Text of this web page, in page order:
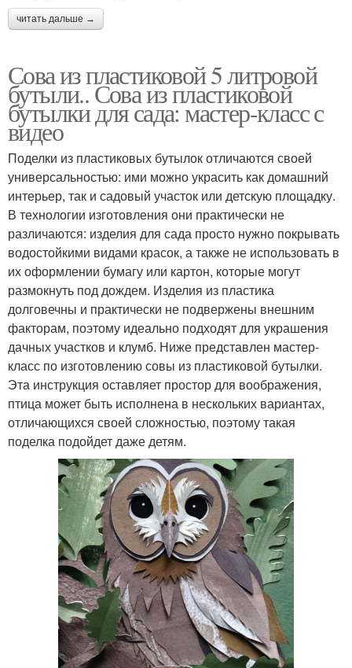
читать дальше →
Сова из пластиковой 5 литровой
бутыли.. Сова из пластиковой
бутылки для сада: мастер-класс с
видео
Поделки из пластиковых бутылок отличаются своей
универсальностью: ими можно украсить как домашний
интерьер, так и садовый участок или детскую площадку.
В технологии изготовления они практически не
различаются: изделия для сада просто нужно покрывать
водостойкими видами красок, а также не использовать в
их оформлении бумагу или картон, которые могут
размокнуть под дождем. Изделия из пластика
долговечны и практически не подвержены внешним
факторам, поэтому идеально подходят для украшения
дачных участков и клумб. Ниже представлен мастер-
класс по изготовлению совы из пластиковой бутылки.
Эта инструкция оставляет простор для воображения,
птица может быть исполнена в нескольких вариантах,
отличающихся своей сложностью, поэтому такая
поделка подойдет даже детям.